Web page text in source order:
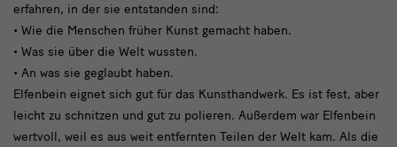
erfahren, in der sie entstanden sind:
• Wie die Menschen früher Kunst gemacht haben.
• Was sie über die Welt wussten.
• An was sie geglaubt haben.
Elfenbein eignet sich gut für das Kunsthandwerk. Es ist fest, aber
leicht zu schnitzen und gut zu polieren. Außerdem war Elfenbein
wertvoll, weil es aus weit entfernten Teilen der Welt kam. Als die